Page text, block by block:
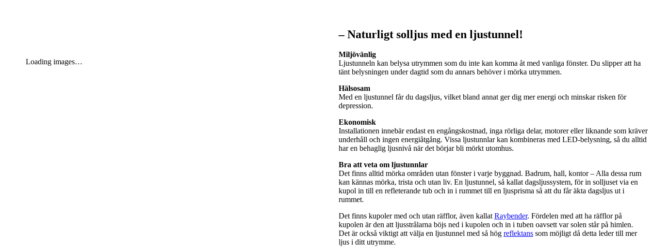
Loading images…
– Naturligt solljus med en ljustunnel!
Miljövänlig
Ljustunneln kan belysa utrymmen som du inte kan komma åt med vanliga fönster. Du slipper att ha
tänt belysningen under dagtid som du annars behöver i mörka utrymmen.
Hälsosam
Med en ljustunnel får du dagsljus, vilket bland annat ger dig mer energi och minskar risken för
depression.
Ekonomisk
Installationen innebär endast en engångskostnad, inga rörliga delar, motorer eller liknande som kräver
underhåll och ingen energiåtgång. Vissa ljustunnlar kan kombineras med LED-belysning, så du alltid
har en behaglig ljusnivå när det börjar bli mörkt utomhus.
Bra att veta om ljustunnlar
Det finns alltid mörka områden utan fönster i varje byggnad. Badrum, hall, kontor – Alla dessa rum
kan kännas mörka, trista och utan liv. En ljustunnel, så kallat dagsljussystem, för in solljuset via en
kupol in till en refleterande tub och in i rummet till en ljusprisma så att du får äkta dagsljus ut i
rummet.
Det finns kupoler med och utan räfflor, även kallatRaybender. Fördelen med att ha räfflor på
kupolen är den att ljusstrålarna böjs ned i kupolen och in i tuben oavsett var solen står på himlen.
Det är också viktigt att välja en ljustunnel med så hög reflektans som möjligt då detta leder till mer
ljus i ditt utrymme.